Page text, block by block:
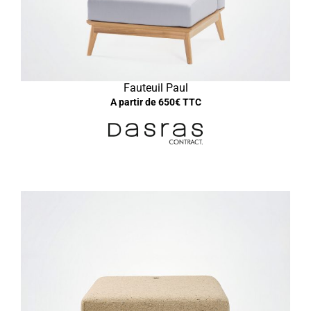
Fauteuil Paul
A partir de650€ TTC